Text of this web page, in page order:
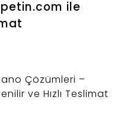
ile
Çözümleri –
ve Hızlı Teslimat